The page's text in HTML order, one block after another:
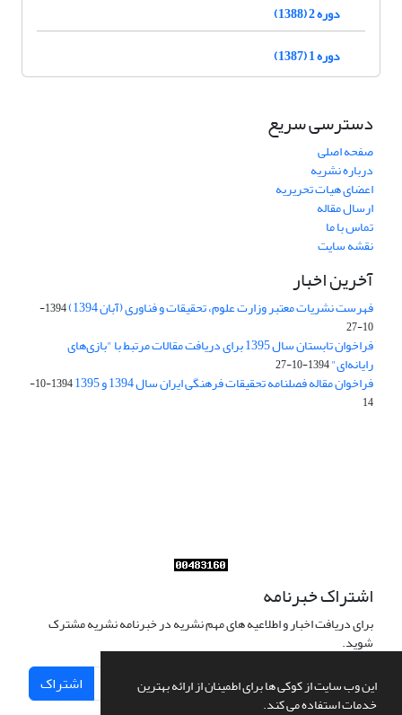
این وب سایت از کوکی ها برای اطمینان از ارائه بهترین
خدمات استفاده می کند.
دوره 2 (1388)
دوره 1 (1387)
دسترسی سریع
صفحه اصلی
درباره نشریه
اعضای هیات تحریریه
ارسال مقاله
تماس با ما
نقشه سایت
آخرین اخبار
فهرست نشریات معتبر وزارت علوم، تحقیقات و فناوری (آبان 1394)
1394-
10-27
فراخوان تابستان سال 1395 برای دریافت مقالات مرتبط با "بازی‌های
رایانه‌ای"1394-10-27
فراخوان مقاله فصلنامه تحقیقات فرهنگی ایران سال 1394 و 1395
1394-10-
14
اشتراک خبرنامه
برای دریافت اخبار و اطلاعیه های مهم نشریه در خبرنامه نشریه مشترک
شوید.
اشتراک